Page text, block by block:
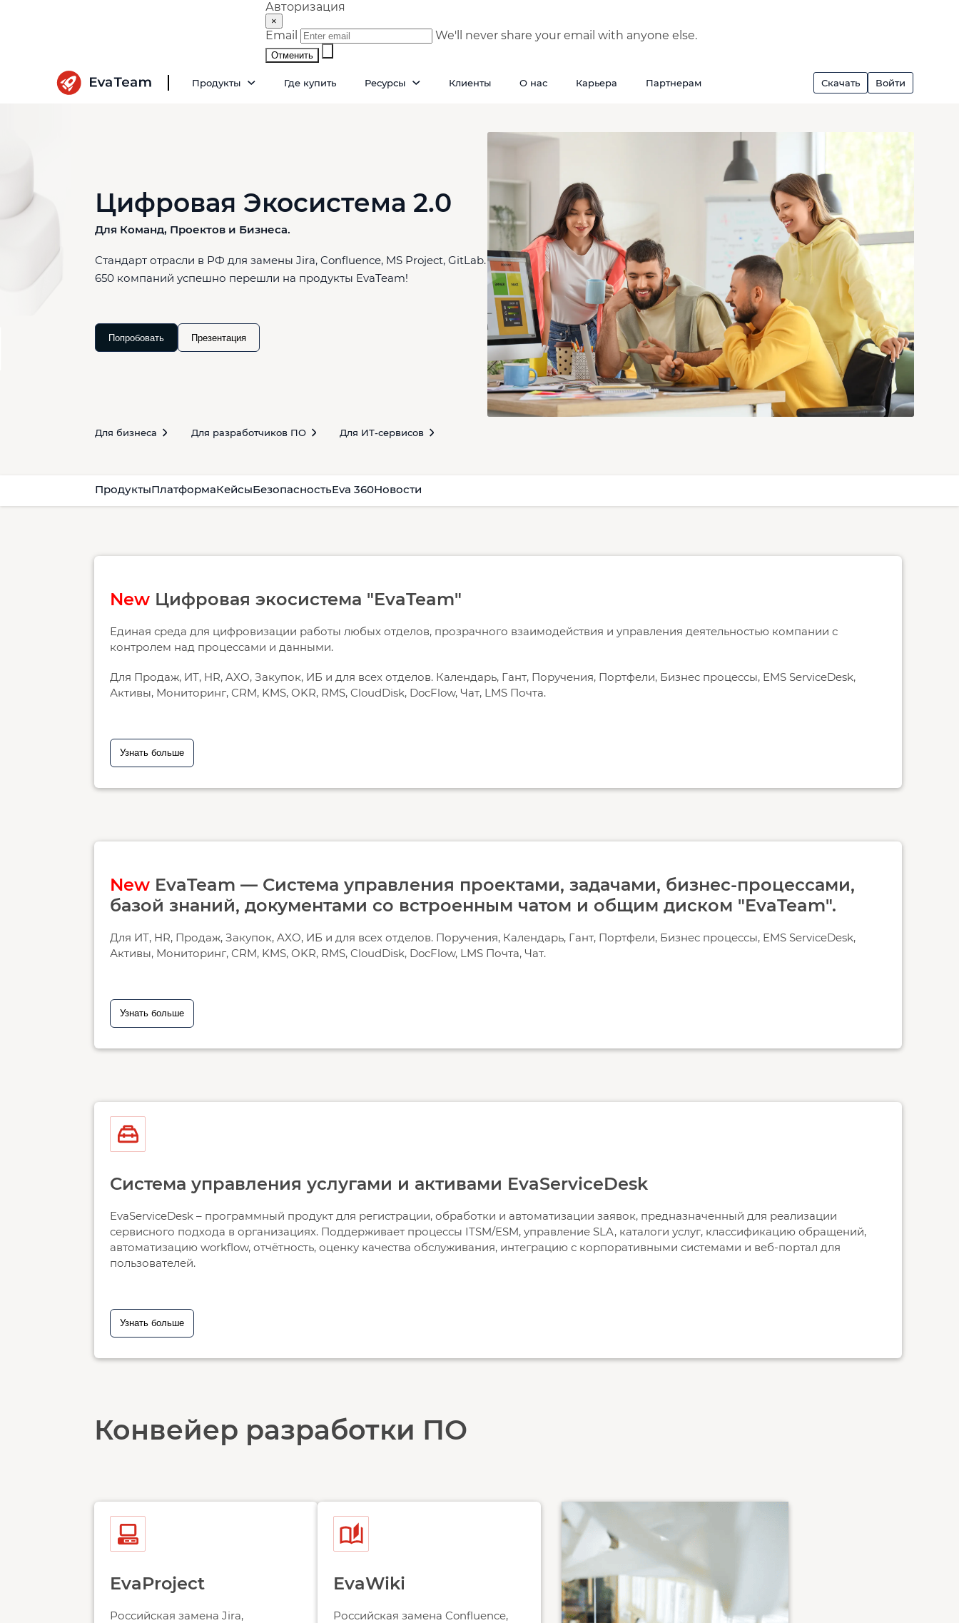
Авторизация
×
Email We'll never share your email with anyone else.
Отменить
Продукты Где купить Ресурсы Клиенты О нас Карьера Партнерам Скачать Войти
Цифровая Экосистема 2.0
Для Команд, Проектов и Бизнеса.
Стандарт отрасли в РФ для замены Jira, Confluence, MS Project, GitLab.
650 компаний успешно перешли на продукты EvaTeam!
Попробовать Презентация
Для бизнеса Для разработчиков ПО Для ИТ-сервисов
ПродуктыПлатформаКейсыБезопасностьEva 360Новости
New Цифровая экосистема "EvaTeam"
Единая среда для цифровизации работы любых отделов, прозрачного взаимодействия и управления деятельностью компании с
контролем над процессами и данными.
Для Продаж, ИТ, HR, AXO, Закупок, ИБ и для всех отделов. Календарь, Гант, Поручения, Портфели, Бизнес процессы, EMS ServiceDesk,
Активы, Мониторинг, CRM, KMS, OKR, RMS, CloudDisk, DocFlow, Чат, LMS Почта.
Узнать больше
New EvaTeam — Система управления проектами, задачами, бизнес-процессами,
базой знаний, документами со встроенным чатом и общим диском "EvaTeam".
Для ИТ, HR, Продаж, Закупок, AXO, ИБ и для всех отделов. Поручения, Календарь, Гант, Портфели, Бизнес процессы, EMS ServiceDesk,
Активы, Мониторинг, CRM, KMS, OKR, RMS, CloudDisk, DocFlow, LMS Почта, Чат.
Узнать больше
Система управления услугами и активами EvaServiceDesk
EvaServiceDesk – программный продукт для регистрации, обработки и автоматизации заявок, предназначенный для реализации
сервисного подхода в организациях. Поддерживает процессы ITSM/ESM, управление SLA, каталоги услуг, классификацию обращений,
автоматизацию workflow, отчётность, оценку качества обслуживания, интеграцию с корпоративными системами и веб-портал для
пользователей.
Узнать больше
Конвейер разработки ПО
EvaProject
Российская замена Jira,
EvaWiki
Российская замена Confluence,